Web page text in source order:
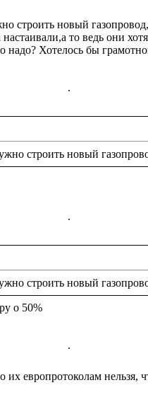
строить новый
то ведь они
Хотелось бы
.
строить новый
.
строить новый
о 50%
.
европротоколам нельзя,